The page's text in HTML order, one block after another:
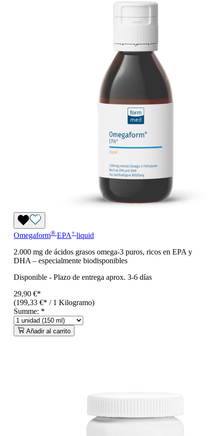
Omegaform® EPA+ liquid
2.000 mg de ácidos grasos omega-3 puros, ricos en EPA y
DHA – especialmente biodisponibles
Disponible - Plazo de entrega aprox. 3-6 días
29,90 €*
(199,33 €* / 1 Kilogramo)
Summe: *
Añadir al carrito